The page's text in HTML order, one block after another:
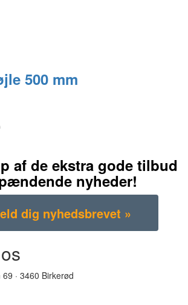
500 mm
af de ekstra gode tilbud
nyheder!
69 · 3460 Birkerød